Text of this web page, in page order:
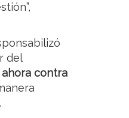
del
contra